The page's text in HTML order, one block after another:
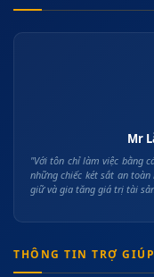
Mr
"Với tôn chỉ làm việc bằng
những chiếc két sắt an
giữ và gia tăng giá trị tài
THÔNG TIN TRỢ GIÚP